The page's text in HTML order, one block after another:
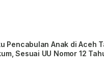
Pencabulan Anak di Aceh
Sesuai UU Nomor 12